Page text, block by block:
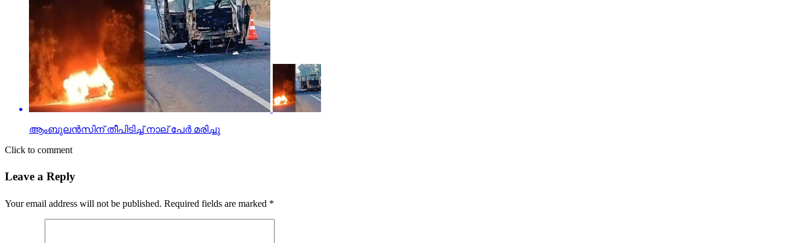
ആംബുലന്‍സിന് തീപിടിച്ച് നാല് പേര്‍ മരിച്ചു
Click to comment
Leave a Reply
Your email address will not be published. Required fields are marked *